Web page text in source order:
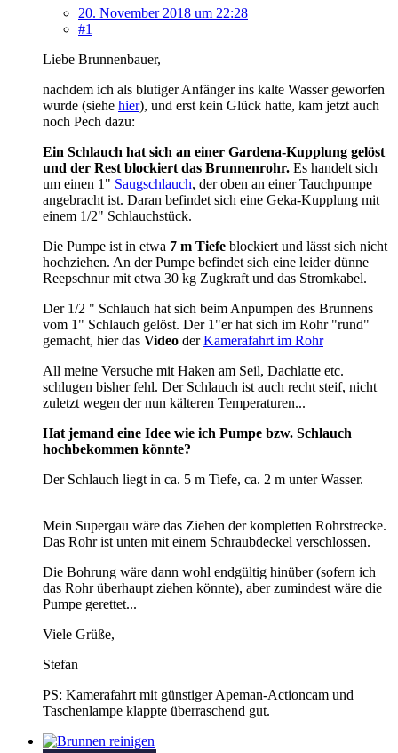
20. November 2018 um 22:28
#1
Liebe Brunnenbauer,
nachdem ich als blutiger Anfänger ins kalte Wasser geworfen
wurde (siehe hier), und erst kein Glück hatte, kam jetzt auch
noch Pech dazu:
Ein Schlauch hat sich an einer Gardena-Kupplung gelöst
und der Rest blockiert das Brunnenrohr. Es handelt sich
um einen 1" Saugschlauch, der oben an einer Tauchpumpe
angebracht ist. Daran befindet sich eine Geka-Kupplung mit
einem 1/2" Schlauchstück.
Die Pumpe ist in etwa 7 m Tiefe blockiert und lässt sich nicht
hochziehen. An der Pumpe befindet sich eine leider dünne
Reepschnur mit etwa 30 kg Zugkraft und das Stromkabel.
Der 1/2 " Schlauch hat sich beim Anpumpen des Brunnens
vom 1" Schlauch gelöst. Der 1"er hat sich im Rohr "rund"
gemacht, hier das Video derKamerafahrt im Rohr
All meine Versuche mit Haken am Seil, Dachlatte etc.
schlugen bisher fehl. Der Schlauch ist auch recht steif, nicht
zuletzt wegen der nun kälteren Temperaturen...
Hat jemand eine Idee wie ich Pumpe bzw. Schlauch
hochbekommen könnte?
Der Schlauch liegt in ca. 5 m Tiefe, ca. 2 m unter Wasser.
Mein Supergau wäre das Ziehen der kompletten Rohrstrecke.
Das Rohr ist unten mit einem Schraubdeckel verschlossen.
Die Bohrung wäre dann wohl endgültig hinüber (sofern ich
das Rohr überhaupt ziehen könnte), aber zumindest wäre die
Pumpe gerettet...
Viele Grüße,
Stefan
PS: Kamerafahrt mit günstiger Apeman-Actioncam und
Taschenlampe klappte überraschend gut.